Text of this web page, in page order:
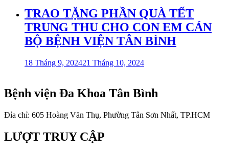
TRAO TẶNG PHẦN QUÀ TẾT
TRUNG THU CHO CON EM CÁN
BỘ BỆNH VIỆN TÂN BÌNH
18 Tháng 9, 202421 Tháng 10, 2024
Bệnh viện Đa Khoa Tân Bình
Đỉa chỉ: 605 Hoàng Văn Thụ, Phường Tân Sơn Nhất, TP.HCM
LƯỢT TRUY CẬP